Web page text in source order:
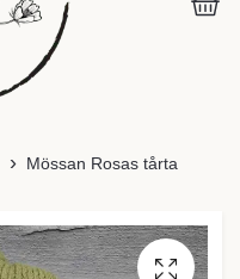
Mössan Rosas tårta